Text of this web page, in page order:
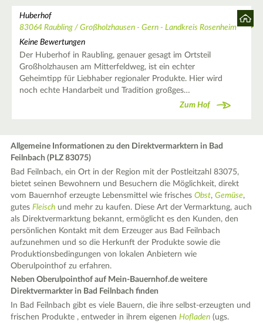
Huberhof
83064 Raubling / Großholzhausen - Gern - Landkreis Rosenheim
Keine Bewertungen
Der Huberhof in Raubling, genauer gesagt im Ortsteil
Großholzhausen am Mitterfeldweg, ist ein echter
Geheimtipp für Liebhaber regionaler Produkte. Hier wird
noch echte Handarbeit und Tradition großges…
Zum Hof
Allgemeine Informationen zu den Direktvermarktern in Bad
Feilnbach (PLZ 83075)
Bad Feilnbach, ein Ort in der Region mit der Postleitzahl 83075,
bietet seinen Bewohnern und Besuchern die Möglichkeit, direkt
vom Bauernhof erzeugte Lebensmittel wie frischesObst,Gemüse,
gutesFleisch und mehr zu kaufen. Diese Art der Vermarktung, auch
als Direktvermarktung bekannt, ermöglicht es den Kunden, den
persönlichen Kontakt mit dem Erzeuger aus Bad Feilnbach
aufzunehmen und so die Herkunft der Produkte sowie die
Produktionsbedingungen von lokalen Anbietern wie
Oberulpointhof zu erfahren.
Neben Oberulpointhof auf Mein-Bauernhof.de weitere
Direktvermarkter in Bad Feilnbach finden
In Bad Feilnbach gibt es viele Bauern, die ihre selbst-erzeugten und
frischen Produkte , entweder in ihrem eigenenHofladen (ugs.